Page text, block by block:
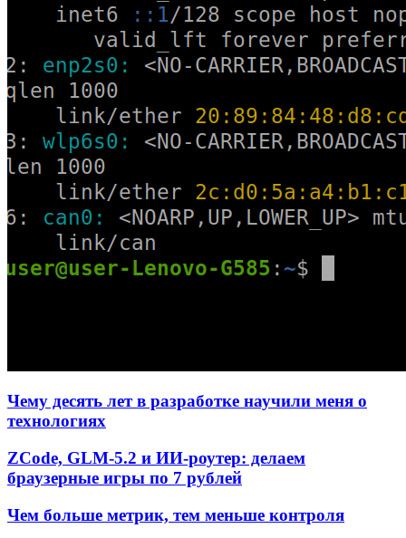
Чему десять лет в разработке научили меня о
технологиях
ZCode, GLM-5.2 и ИИ-роутер: делаем
браузерные игры по 7 рублей
Чем больше метрик, тем меньше контроля